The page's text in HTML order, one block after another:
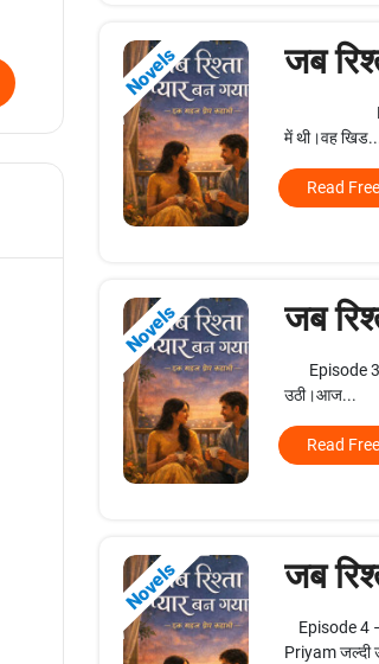
Novels जब
Episode-
में थी।वह
Read Free
Novels जब
Episode
उठी।आज...
Read Free
Novels जब
Episode
Priyam